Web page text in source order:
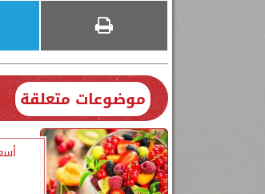
موضوعات متعلقة